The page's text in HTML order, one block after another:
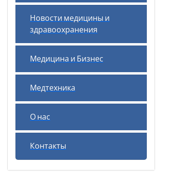
Новости медицины и
здравоохранения
Медицина и Бизнес
Медтехника
О нас
Контакты